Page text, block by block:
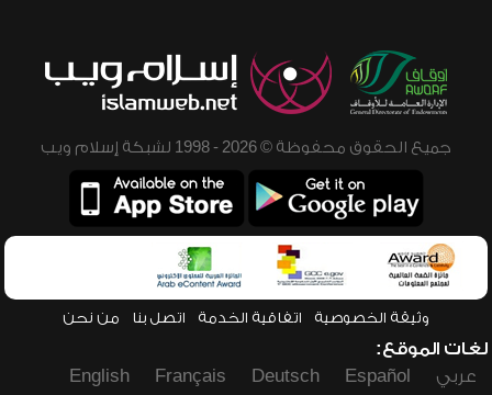
جميع الحقوق محفوظة © 2026 - 1998 لشبكة إسلام ويب
وثيقة الخصوصية اتفاقية الخدمة اتصل بنا من نحن
لغات الموقع:
عربي
Español
Deutsch
Français
English